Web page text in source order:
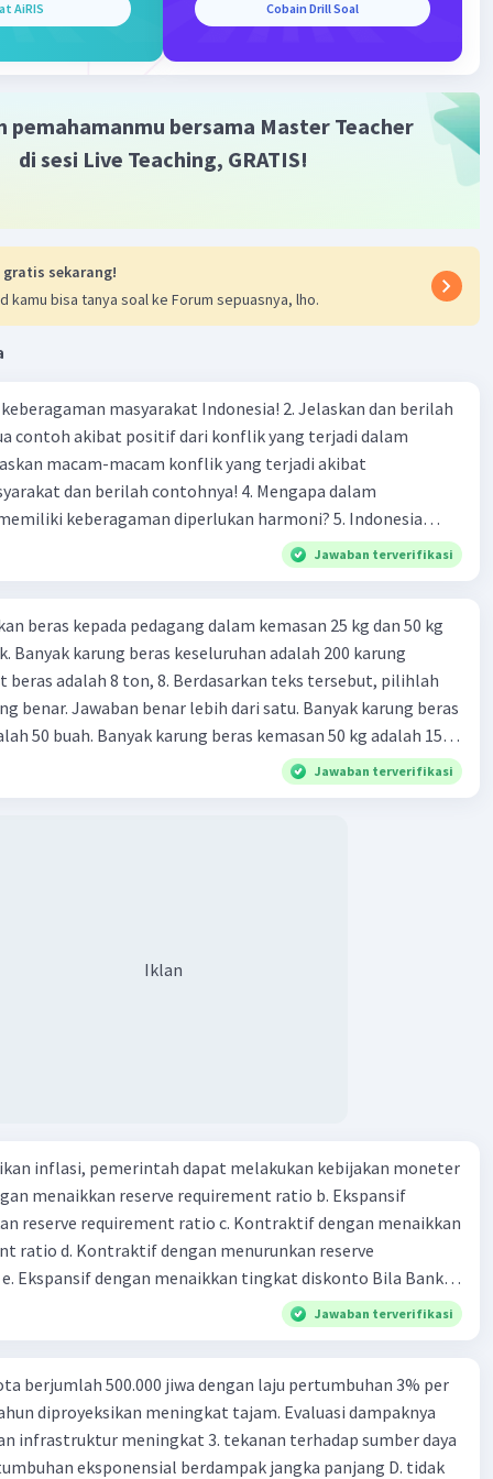
tetap), jumlah barang yang diminta akan berbanding
AiRIS Cobain Drill Soal
pemahamanmu bersama Master Teacher
di sesi Live Teaching, GRATIS!
gratis sekarang!
kamu bisa tanya soal ke Forum sepuasnya, lho.
masyarakat Indonesia! 2. Jelaskan dan berilah
contoh akibat positif dari konflik yang terjadi dalam
dan berilah contohnya! 4. Mengapa dalam
keberagaman diperlukan harmoni? 5. Indonesia
yang kaya akan keberagaman baik dilihat dari agama, suku,
Berdasarkan pernyataan tersebut, apa yang dapat
Jawaban terverifikasi
beras kepada pedagang dalam kemasan 25 kg dan 50 kg
Banyak karung beras keseluruhan adalah 200 karung
adalah 8 ton, 8. Berdasarkan teks tersebut, pilihlah
benar. Jawaban benar lebih dari satu. Banyak karung beras
50 buah. Banyak karung beras kemasan 50 kg adalah 150
dalam kemasan 25 kg adalah 2 ton. Perbandingan berat
kg dan 50 kg dalam truk adalah 1: 3. 9. Berdasarkan teks
Jawaban terverifikasi
Iklan
inflasi, pemerintah dapat melakukan kebijakan moneter
menaikkan reserve requirement ratio b. Ekspansif
reserve requirement ratio c. Kontraktif dengan menaikkan
ratio d. Kontraktif dengan menurunkan reserve
dengan menaikkan tingkat diskonto Bila Bank
kebijakan moneter ekspansif, ceteris paribus maka .... a.
di mana bentuk kurva jumlah uang beredar (penawaran
(penawaran uang) naik dari kiri bawah ke kanan atas
di mana bentuk kurva jumlah uang beredar
dari kiri bawah ke kanan atas d. Tingkat bunga turun di
jumlah uang beredar (penawaran uang) naik dari kiri bawah
Jawaban terverifikasi
berjumlah 500.000 jiwa dengan laju pertumbuhan 3% per
diproyeksikan meningkat tajam. Evaluasi dampaknya
infrastruktur meningkat 3. tekanan terhadap sumber daya
eksponensial berdampak jangka panjang D. tidak